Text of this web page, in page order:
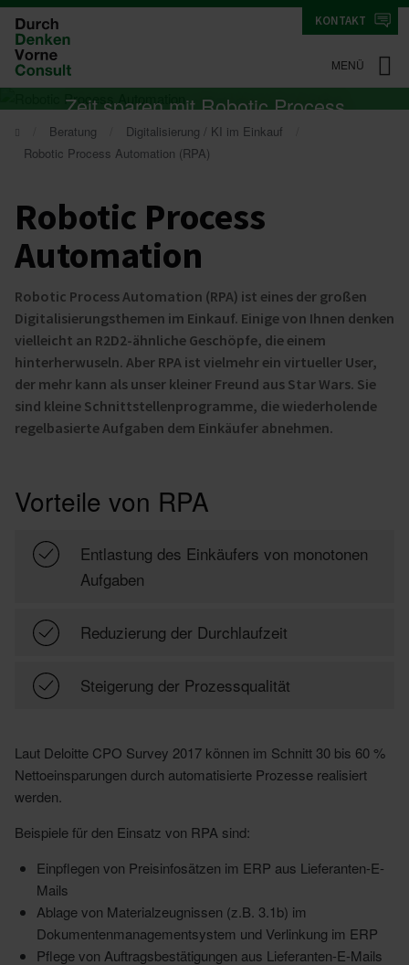
MENÜ
KONTAKT
Zeit sparen mit Robotic Process
Automation!
Beratung
Digitalisierung / KI im Einkauf
Robotic Process Automation (RPA)
Robotic Process
Automation
Robotic Process Automation (RPA) ist eines der großen
Digitalisierungsthemen im Einkauf. Einige von Ihnen denken
vielleicht an R2D2-ähnliche Geschöpfe, die einem
hinterherwuseln. Aber RPA ist vielmehr ein virtueller User,
der mehr kann als unser kleiner Freund aus Star Wars. Sie
sind kleine Schnittstellenprogramme, die wiederholende
regelbasierte Aufgaben dem Einkäufer abnehmen.
Vorteile von RPA
Entlastung des Einkäufers von monotonen
Aufgaben
Reduzierung der Durchlaufzeit
Steigerung der Prozessqualität
Laut Deloitte CPO Survey 2017 können im Schnitt 30 bis 60 %
Nettoeinsparungen durch automatisierte Prozesse realisiert
werden.
Beispiele für den Einsatz von RPA sind:
Einpflegen von Preisinfosätzen im ERP aus Lieferanten-E-
Mails
Ablage von Materialzeugnissen (z.B. 3.1b) im
Dokumentenmanagementsystem und Verlinkung im ERP
Pflege von Auftragsbestätigungen aus Lieferanten-E-Mails